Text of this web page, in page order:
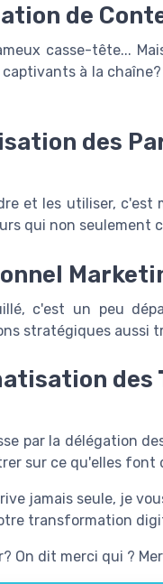
de
casse-tête...
à la
des
et les utiliser,
qui non seulement
c'est un peu
stratégiques aussi
des
par la délégation
sur ce qu'elles font
jamais seule, je
transformation
On dit merci qui ?